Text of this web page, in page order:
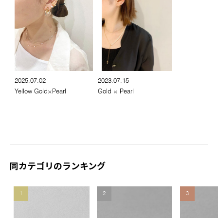
2025.07.02
Yellow Gold×Pearl
2023.07.15
Gold × Pearl
同カテゴリのランキング
1 2 3